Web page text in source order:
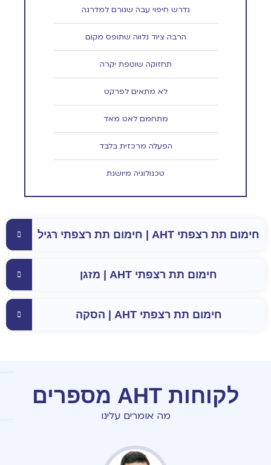
נדרש חיפוי עבה שגורם למדרגה
הרבה ציוד נלווה שתופס מקום
תחזוקה שוטפת יקרה
לא מתאים לפרקט
מתחמם לאט מאד
הפעלה מרכזית בלבד
טכנולוגיה מיושנת
חימום תת רצפתי AHT | חימום תת רצפתי רגיל
חימום תת רצפתי AHT | מזגן
חימום תת רצפתי AHT | הסקה
לקוחות AHT מספרים
מה אומרים עלינו